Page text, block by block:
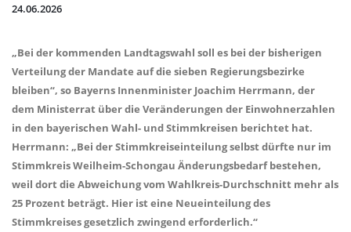
24.06.2026
Bei der kommenden Landtagswahl soll es bei der bisherigen
Verteilung der Mandate auf die sieben Regierungsbezirke
bleiben“, so Bayerns Innenminister Joachim Herrmann, der
dem Ministerrat über die Veränderungen der Einwohnerzahlen
in den bayerischen Wahl- und Stimmkreisen berichtet hat.
Herrmann: „Bei der Stimmkreiseinteilung selbst dürfte nur im
Stimmkreis Weilheim-Schongau Änderungsbedarf bestehen,
weil dort die Abweichung vom Wahlkreis-Durchschnitt mehr als
25 Prozent beträgt. Hier ist eine Neueinteilung des
Stimmkreises gesetzlich zwingend erforderlich.“